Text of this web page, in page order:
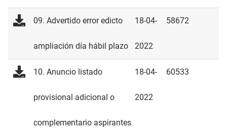
09. Advertido error edicto
ampliación día hábil plazo
18-04-
2022
58672
10. Anuncio listado
provisional adicional o
complementario aspirantes
18-04-
2022
60533